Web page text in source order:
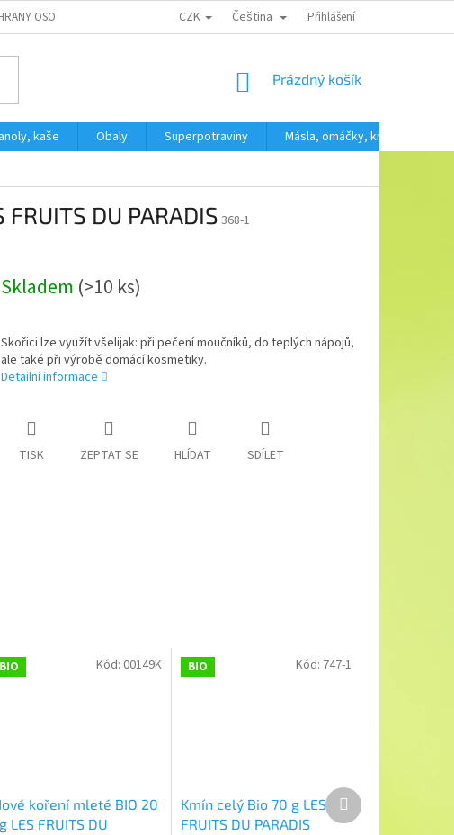
OSOBNÍCH ÚDAJŮ CZK Čeština Přihlášení
NÁKUPNÍ
Prázdný košík
kaše Obaly Superpotraviny Másla, omáčky, krémy
DU PARADIS 368-1
Skladem (>10 ks)
Skořici lze využít všelijak: při pečení moučníků, do teplých nápojů,
ale také při výrobě domácí kosmetiky.
Detailní informace
TISK ZEPTAT SE HLÍDAT SDÍLET
BIO
koření mleté BIO 20
LES FRUITS DU
Kód: 00149K BIO
Kmín celý Bio 70 g LES
FRUITS DU PARADIS
Kód: 747-1
Další
produkt